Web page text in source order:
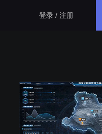
GISBox
一站式三维 GIS 处理
登录 / 注册